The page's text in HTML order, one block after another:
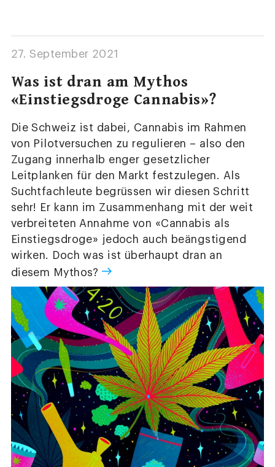
27. September 2021
Was ist dran am Mythos
«Einstiegsdroge Cannabis»?
Die Schweiz ist dabei, Cannabis im Rahmen
von Pilotversuchen zu regulieren – also den
Zugang innerhalb enger gesetzlicher
Leitplanken für den Markt festzulegen. Als
Suchtfachleute begrüssen wir diesen Schritt
sehr! Er kann im Zusammenhang mit der weit
verbreiteten Annahme von «Cannabis als
Einstiegsdroge» jedoch auch beängstigend
wirken. Doch was ist überhaupt dran an
diesem Mythos?